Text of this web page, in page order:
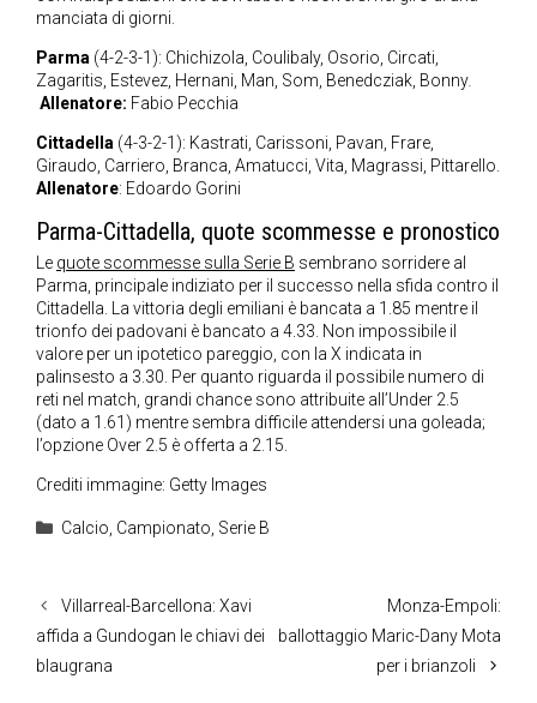
manciata di giorni.
Parma (4-2-3-1): Chichizola, Coulibaly, Osorio, Circati,
Zagaritis, Estevez, Hernani, Man, Som, Benedcziak, Bonny.
Allenatore: Fabio Pecchia
Cittadella (4-3-2-1): Kastrati, Carissoni, Pavan, Frare,
Giraudo, Carriero, Branca, Amatucci, Vita, Magrassi, Pittarello.
Allenatore: Edoardo Gorini
Parma-Cittadella, quote scommesse e pronostico
Le quote scommesse sulla Serie B sembrano sorridere al
Parma, principale indiziato per il successo nella sfida contro il
Cittadella. La vittoria degli emiliani è bancata a 1.85 mentre il
trionfo dei padovani è bancato a 4.33. Non impossibile il
valore per un ipotetico pareggio, con la X indicata in
palinsesto a 3.30. Per quanto riguarda il possibile numero di
reti nel match, grandi chance sono attribuite all’Under 2.5
(dato a 1.61) mentre sembra difficile attendersi una goleada;
l’opzione Over 2.5 è offerta a 2.15.
Crediti immagine: Getty Images
Categorie
Calcio, Campionato, Serie B
Villarreal-Barcellona: Xavi
affida a Gundogan le chiavi dei
blaugrana
Monza-Empoli:
ballottaggio Maric-Dany Mota
per i brianzoli